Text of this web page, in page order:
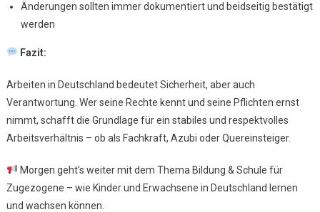
Änderungen sollten immer dokumentiert und beidseitig bestätigt
werden
Fazit:
Arbeiten in Deutschland bedeutet Sicherheit, aber auch
Verantwortung. Wer seine Rechte kennt und seine Pflichten ernst
nimmt, schafft die Grundlage für ein stabiles und respektvolles
Arbeitsverhältnis – ob als Fachkraft, Azubi oder Quereinsteiger.
Morgen geht’s weiter mit dem Thema Bildung & Schule für
Zugezogene – wie Kinder und Erwachsene in Deutschland lernen
und wachsen können.